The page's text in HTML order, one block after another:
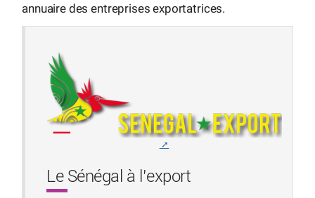
annuaire des entreprises exportatrices.
Le Sénégal à l’export